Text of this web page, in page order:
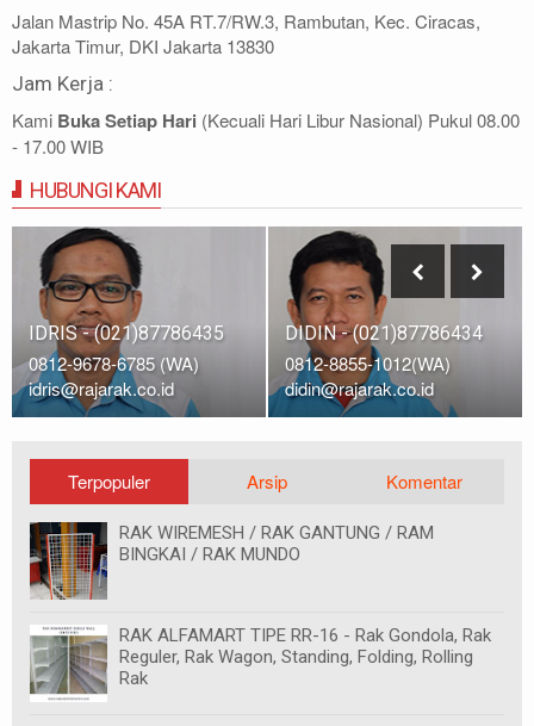
Jalan Mastrip No. 45A RT.7/RW.3, Rambutan, Kec. Ciracas,
Jakarta Timur, DKI Jakarta 13830
Jam Kerja :
Kami Buka Setiap Hari (Kecuali Hari Libur Nasional) Pukul 08.00
- 17.00 WIB
HUBUNGI KAMI
IDRIS - (021)87786435
0812-9678-6785 (WA)
idris@rajarak.co.id
DIDIN - (021)87786434
0812-8855-1012(WA)
didin@rajarak.co.id
Terpopuler Arsip Komentar
RAK WIREMESH / RAK GANTUNG / RAM
BINGKAI / RAK MUNDO
RAK ALFAMART TIPE RR-16 - Rak Gondola, Rak
Reguler, Rak Wagon, Standing, Folding, Rolling
Rak